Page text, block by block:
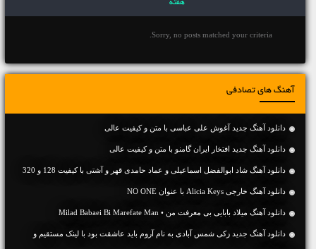
هفته
Sorry, no posts matched your criteria.
آهنگ های تصادفی
دانلود آهنگ جديد آغوش علی عباسی با متن و کیفیت عالی
دانلود آهنگ جديد افتخار ایران گامنو با متن و کیفیت عالی
دانلود آهنگ شاد ابوالفضل اسماعیلی و عماد حامدی قهر و آشتی با کیفیت 128 و 320
دانلود آهنگ خارجی Alicia Keys با عنوان NO ONE
دانلود آهنگ میلاد بابایی بی معرفت من • Milad Babaei Bi Marefate Man
دانلود آهنگ جديد زکی شمس آبادی به نام آروم باید عاشقت بود با لینک مستقیم و